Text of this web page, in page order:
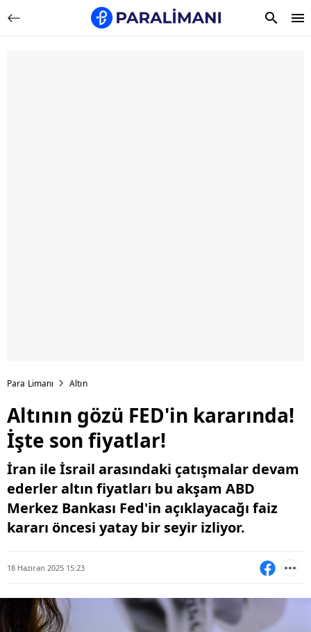
Para Limanı Altın
Altının gözü FED'in kararında!
İşte son fiyatlar!
İran ile İsrail arasındaki çatışmalar devam
ederler altın fiyatları bu akşam ABD
Merkez Bankası Fed'in açıklayacağı faiz
kararı öncesi yatay bir seyir izliyor.
18 Haziran 2025 15:23